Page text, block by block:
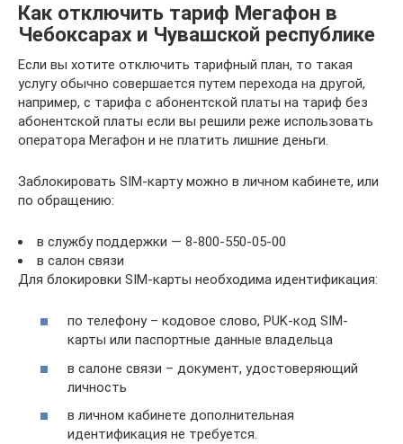
Как отключить тариф Мегафон в
Чебоксарах и Чувашской республике
Если вы хотите отключить тарифный план, то такая
услугу обычно совершается путем перехода на другой,
например, с тарифа с абонентской платы на тариф без
абонентской платы если вы решили реже использовать
оператора Мегафон и не платить лишние деньги.
Заблокировать SIM-карту можно в личном кабинете, или
по обращению:
в службу поддержки — 8-800-550-05-00
в салон связи
Для блокировки SIM-карты необходима идентификация:
по телефону – кодовое слово, PUK-код SIM-
карты или паспортные данные владельца
в салоне связи – документ, удостоверяющий
личность
в личном кабинете дополнительная
идентификация не требуется.